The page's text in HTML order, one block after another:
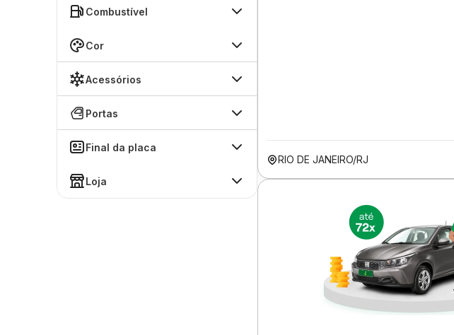
Combustível
Cor
Acessórios
Portas
Final da placa
Loja
RIO DE JANEIRO/RJ